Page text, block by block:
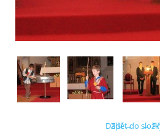
←
Další →
Zpět do